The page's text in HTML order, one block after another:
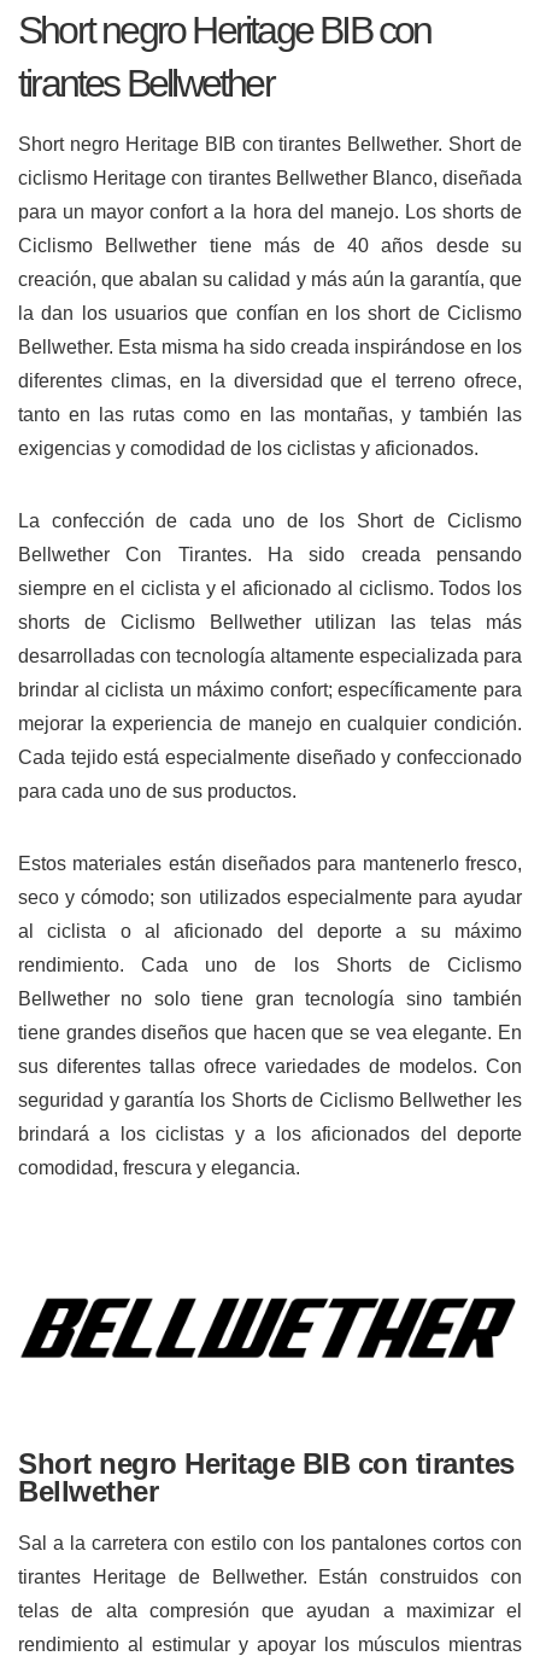
Short negro Heritage BIB con
tirantes Bellwether
Short negro Heritage BIB con tirantes Bellwether. Short de
ciclismo Heritage con tirantes Bellwether Blanco, diseñada
para un mayor confort a la hora del manejo. Los shorts de
Ciclismo Bellwether tiene más de 40 años desde su
creación, que abalan su calidad y más aún la garantía, que
la dan los usuarios que confían en los short de Ciclismo
Bellwether. Esta misma ha sido creada inspirándose en los
diferentes climas, en la diversidad que el terreno ofrece,
tanto en las rutas como en las montañas, y también las
exigencias y comodidad de los ciclistas y aficionados.
La confección de cada uno de los Short de Ciclismo
Bellwether Con Tirantes. Ha sido creada pensando
siempre en el ciclista y el aficionado al ciclismo. Todos los
shorts de Ciclismo Bellwether utilizan las telas más
desarrolladas con tecnología altamente especializada para
brindar al ciclista un máximo confort; específicamente para
mejorar la experiencia de manejo en cualquier condición.
Cada tejido está especialmente diseñado y confeccionado
para cada uno de sus productos.
Estos materiales están diseñados para mantenerlo fresco,
seco y cómodo; son utilizados especialmente para ayudar
al ciclista o al aficionado del deporte a su máximo
rendimiento. Cada uno de los Shorts de Ciclismo
Bellwether no solo tiene gran tecnología sino también
tiene grandes diseños que hacen que se vea elegante. En
sus diferentes tallas ofrece variedades de modelos. Con
seguridad y garantía los Shorts de Ciclismo Bellwether les
brindará a los ciclistas y a los aficionados del deporte
comodidad, frescura y elegancia.
Short negro Heritage BIB con tirantes
Bellwether
Sal a la carretera con estilo con los pantalones cortos con
tirantes Heritage de Bellwether. Están construidos con
telas de alta compresión que ayudan a maximizar el
rendimiento al estimular y apoyar los músculos mientras